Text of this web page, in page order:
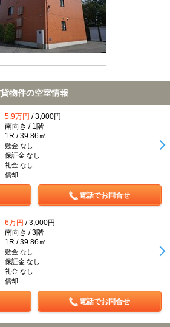
物件の空室情報
5.9万円 / 3,000円
南向き / 1階
1R / 39.86㎡
敷金 なし
保証金 なし
礼金 なし
償却 --
電話でお問合せ
6万円 / 3,000円
南向き / 3階
1R / 39.86㎡
敷金 なし
保証金 なし
礼金 なし
償却 --
電話でお問合せ